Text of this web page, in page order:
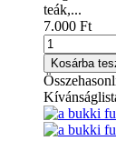
teák,...
7.000 Ft
Kosárba